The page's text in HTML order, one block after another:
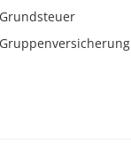
Grundsteuer
Gruppenversicherung